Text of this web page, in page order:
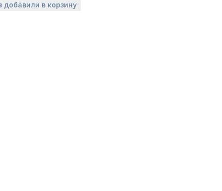
добавили в корзину